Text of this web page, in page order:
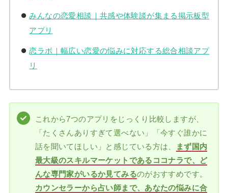
みんなの恋愛相談｜共感や体験談が集まる掲示板型
アプリ
恋ラボ｜幅広い恋愛の悩みに対応する総合相談アプ
リ
これから7つのアプリをじっくり比較しますが、
「たくさんありすぎて選べない」「今すぐ誰かに
話を聞いてほしい」と感じている方は、
まず国内
最大級のスキルマーケットであるココナラで、ど
んな専門家がいるか見てみるのがおすすめです。
カウンセラーから占い師まで、あなたの悩みに合